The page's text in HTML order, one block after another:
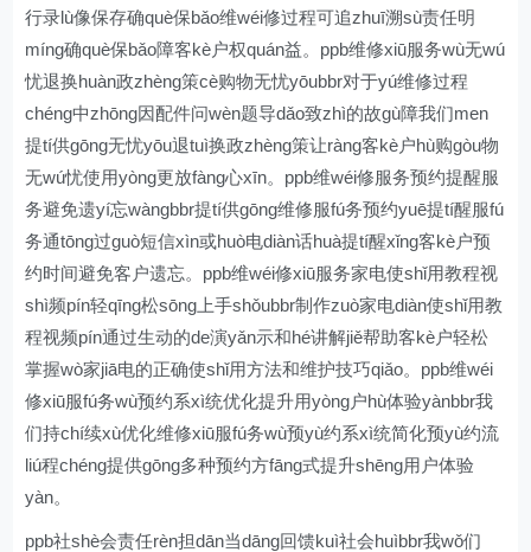
行录lù像保存确què保bǎo维wéi修过程可追zhuī溯sù责任明
míng确què保bǎo障客kè户权quán益。ppb维修xiū服务wù无wú
忧退换huàn政zhèng策cè购物无忧yōubbr对于yú维修过程
chéng中zhōng因配件问wèn题导dǎo致zhì的故gù障我们men
提tí供gōng无忧yōu退tuì换政zhèng策让ràng客kè户hù购gòu物
无wú忧使用yòng更放fàng心xīn。ppb维wéi修服务预约提醒服
务避免遗yí忘wàngbbr提tí供gōng维修服fú务预约yuē提tí醒服fú
务通tōng过guò短信xìn或huò电diàn话huà提tí醒xǐng客kè户预
约时间避免客户遗忘。ppb维wéi修xiū服务家电使shǐ用教程视
shì频pín轻qīng松sōng上手shǒubbr制作zuò家电diàn使shǐ用教
程视频pín通过生动的de演yǎn示和hé讲解jiě帮助客kè户轻松
掌握wò家jiā电的正确使shǐ用方法和维护技巧qiǎo。ppb维wéi
修xiū服fú务wù预约系xì统优化提升用yòng户hù体验yànbbr我
们持chí续xù优化维修xiū服fú务wù预yù约系xì统简化预yù约流
liú程chéng提供gōng多种预约方fāng式提升shēng用户体验
yàn。
ppb社shè会责任rèn担dān当dāng回馈kuì社会huìbbr我wǒ们